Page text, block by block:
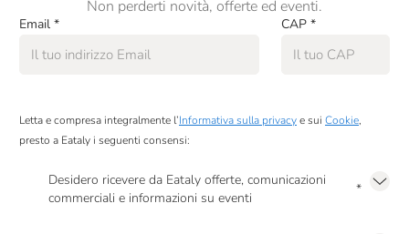
Non perderti novità, offerte ed eventi.
Email * CAP *
Letta e compresa integralmente l’Informativa sulla privacye sui Cookie,
presto a Eataly i seguenti consensi:
Desidero ricevere da Eataly offerte, comunicazioni
commerciali e informazioni su eventi
*